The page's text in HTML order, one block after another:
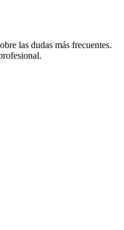
las dudas más frecuentes.